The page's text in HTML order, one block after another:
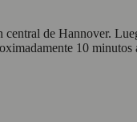
central de Hannover.
10 minutos